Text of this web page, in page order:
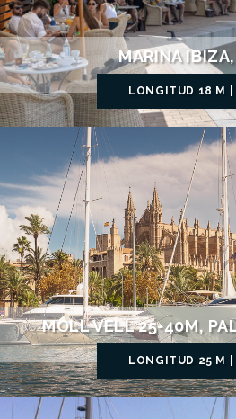
MARINA
LONGITUD 18 M |
MOLL VELL 25-40M,
LONGITUD 25 M |